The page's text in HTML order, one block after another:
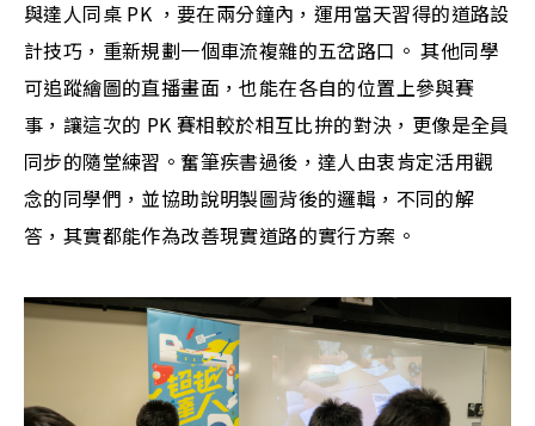
與達人同桌 PK ，要在兩分鐘內，運用當天習得的道路設
計技巧，重新規劃一個車流複雜的五岔路口。 其他同學
可追蹤繪圖的直播畫面，也能在各自的位置上參與賽
事，讓這次的 PK 賽相較於相互比拚的對決，更像是全員
同步的隨堂練習。奮筆疾書過後，達人由衷肯定活用觀
念的同學們，並協助說明製圖背後的邏輯，不同的解
答，其實都能作為改善現實道路的實行方案。